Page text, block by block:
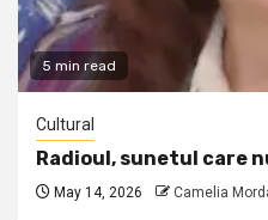
5 min read
Cultural
Radioul, sunetul care
May 14, 2026 Camelia